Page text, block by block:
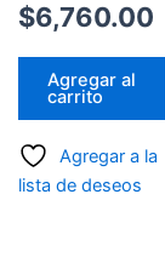
$6,760.00
Agregar al
carrito
Agregar a la
lista de deseos